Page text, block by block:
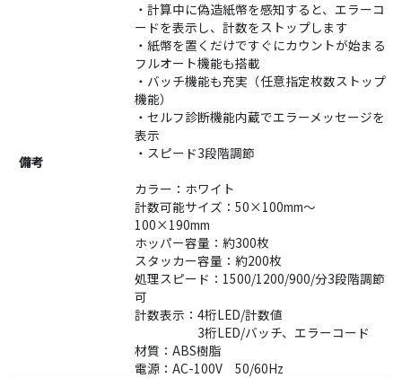
備考
・計算中に偽造紙幣を感知すると、エラーコ
ードを表示し、計数をストップします
・紙幣を置くだけですぐにカウントが始まる
フルオート機能も搭載
・バッチ機能も充実（任意指定枚数ストップ
機能）
・セルフ診断機能内蔵でエラーメッセージを
表示
・スピード3段階調節
カラー：ホワイト
計数可能サイズ：50×100mm～
100×190mm
ホッパー容量：約300枚
スタッカー容量：約200枚
処理スピード：1500/1200/900/分3段階調節
可
計数表示：4桁LED/計数値
3桁LED/バッチ、エラーコード
材質：ABS樹脂
電源：AC-100V 50/60Hz